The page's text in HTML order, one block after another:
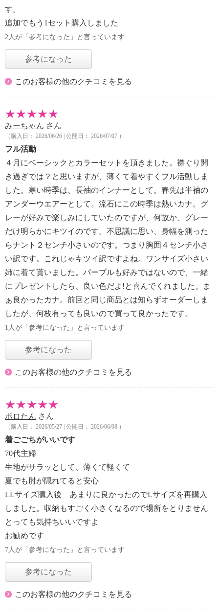
す。
追加でもう1セット購入しました
2人が「参考になった」と言っています
参考になった
このお客様の他のクチコミを見る
みーちゃん さん
（購入日： 2026/06/26 | 公開日： 2026/07/07 ）
フル活動
４月にベーシックとカラーセットを頂きました。襟ぐり開
き過ぎでは？と思いますが、薄くて着やすくフル活動しま
した。寒い時季は、長袖のインナーとして。春先は半袖の
アンダーウエアーとして。流石にこの時季は熱いカナ。グ
レーが好みで楽しみにしていたのですが、何故か、グレー
だけ明らかにキツイのです。不思議に思い、身幅を測った
らナント２センチ小さいのです。つまり胸囲４センチ小さ
い訳です。これじゃキツイ訳ですよね。ワンサイズ小さい
姉に着て貰いました。パープルも好みではないので、一緒
にプレゼントしたら、良い色だよ!と喜んでくれました。ま
ぁ良かったカナ。前回と同じ商品とは知らずオーダーしま
したが、何枚有っても良いので買って良かったです。
1人が「参考になった」と言っています
参考になった
このお客様の他のクチコミを見る
ポロたん さん
（購入日： 2026/05/27 | 公開日： 2026/06/08 ）
着ごごちがいいです
70代主婦
生地がサラッとして、薄くて軽くて
夏でも肘が隠れてると安心
LLサイズ購入後 あまりに良かったのでLサイズを再購入
しました。収納もすごく小さくなるので場所をとりません
とっても気持ちいいですよ
お勧めです
7人が「参考になった」と言っています
参考になった
このお客様の他のクチコミを見る